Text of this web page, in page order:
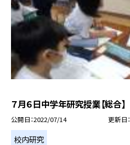
７月６日中学年研究授業【総合】
公開日 2022/07/14 更新日
校内研究